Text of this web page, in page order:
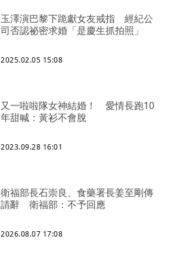
玉澤演巴黎下跪獻女友戒指 經紀公
司否認祕密求婚「是慶生抓拍照」
2025.02.05 15:08
又一啦啦隊女神結婚！ 愛情長跑10
年甜喊：黃衫不會脫
2023.09.28 16:01
衛福部長石崇良、食藥署長姜至剛傳
請辭 衛福部：不予回應
2026.08.07 17:08